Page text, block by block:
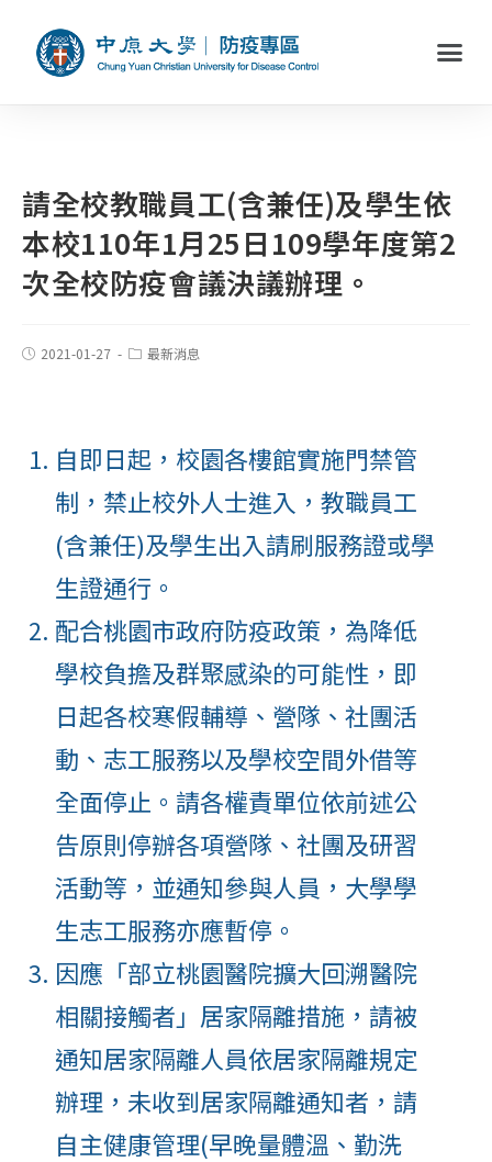
請全校教職員工(含兼任)及學生依
本校110年1月25日109學年度第2
次全校防疫會議決議辦理。
2021-01-27 最新消息
自即日起，校園各樓館實施門禁管
制，禁止校外人士進入，教職員工
(含兼任)及學生出入請刷服務證或學
生證通行。
配合桃園市政府防疫政策，為降低
學校負擔及群聚感染的可能性，即
日起各校寒假輔導、營隊、社團活
動、志工服務以及學校空間外借等
全面停止。請各權責單位依前述公
告原則停辦各項營隊、社團及研習
活動等，並通知參與人員，大學學
生志工服務亦應暫停。
因應「部立桃園醫院擴大回溯醫院
相關接觸者」居家隔離措施，請被
通知居家隔離人員依居家隔離規定
辦理，未收到居家隔離通知者，請
自主健康管理(早晚量體溫、勤洗